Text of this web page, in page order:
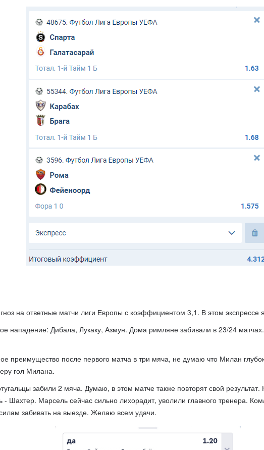
на ответные матчи лиги Европы с коэффициентом 3,1. В этом экспрессе
нападение: Дибала, Лукаку, Азмун. Дома римляне забивали в 23/24
преимущество после первого матча в три мяча, не думаю что Милан
гол Милана.
забили 2 мяча. Думаю, в этом матче также повторят свой
- Шахтер. Марсель сейчас сильно лихорадит, уволили главного тренера.
забивать на выезде. Желаю всем удачи.